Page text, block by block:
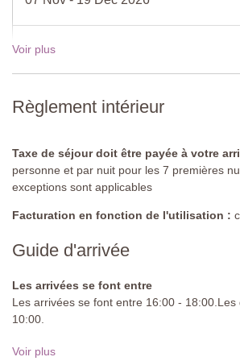
Machine à laver, sèche-linge
Lit double (ne peut pas être converti en lits
chevet, armoire, lit d'enfant en bois,
Salle de bain attenante
Chambre 2
Lit double (ne peut pas être converti en lits
chevet, armoire, climatisation.
Baignoire avec attachement de douche,
Chambre 3
Salle de bain attenante
19 Déc - 02 Jan 2027
Voir plus
Règlement intérieur
Taxe de séjour doit être payée à votre
personne et par nuit pour les 7 premières
exceptions sont applicables
Facturation en fonction de l'utilisation :
Guide d'arrivée
Les arrivées se font entre
Les arrivées se font entre 16:00 -
10:00.
Route d'approche:
Voir plus